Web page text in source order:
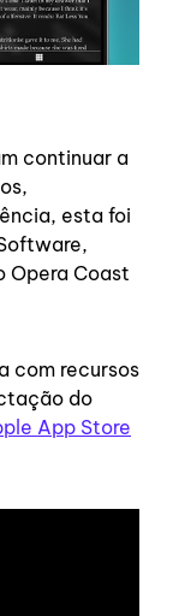
continuar a
esta foi
Opera Coast
com recursos
do
App Store